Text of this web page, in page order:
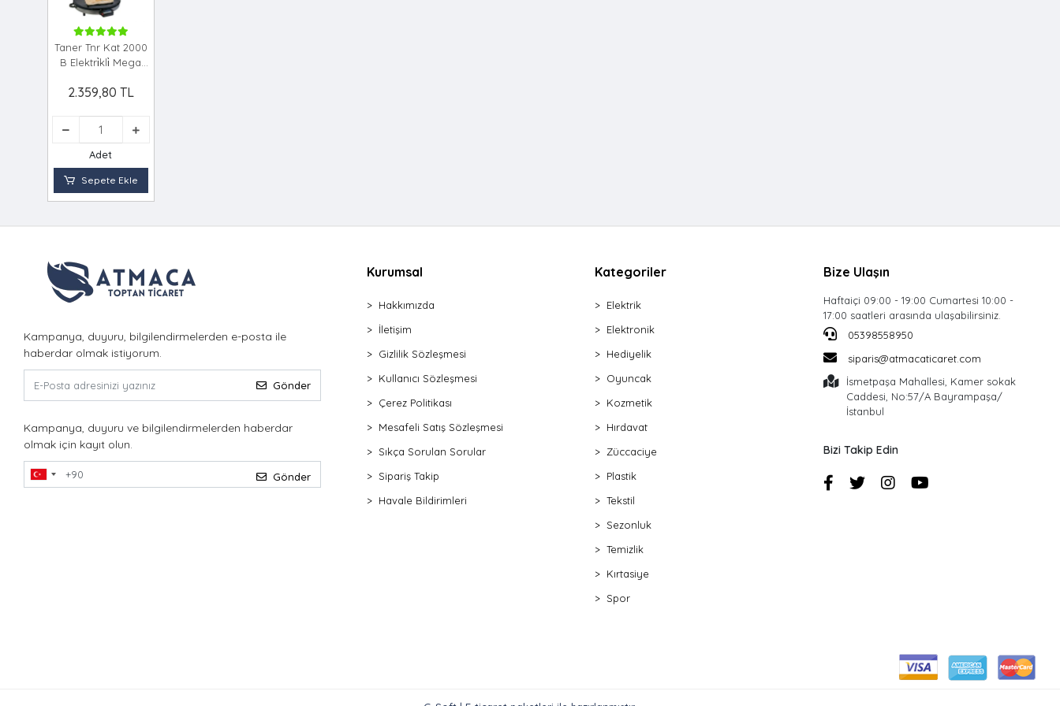
Taner Tnr Kat 2000
B Elektri̇kli̇ Mega
2.359,80 TL
Adet
Sepete Ekle
Kampanya, duyuru, bilgilendirmelerden e-posta ile
haberdar olmak istiyorum.
Gönder
Kampanya, duyuru ve bilgilendirmelerden haberdar
olmak için kayıt olun.
Gönder
Kurumsal
Hakkımızda
İletişim
Gizlilik Sözleşmesi
Kullanıcı Sözleşmesi
Çerez Politikası
Mesafeli Satış Sözleşmesi
Sıkça Sorulan Sorular
Sipariş Takip
Havale Bildirimleri
Kategoriler
Elektrik
Elektronik
Hediyelik
Oyuncak
Kozmetik
Hırdavat
Züccaciye
Plastik
Tekstil
Sezonluk
Temizlik
Kırtasiye
Spor
Bize Ulaşın
Haftaiçi 09:00 - 19:00 Cumartesi 10:00 -
17:00 saatleri arasında ulaşabilirsiniz.
05398558950
siparis@atmacaticaret.com
İsmetpaşa Mahallesi, Kamer sokak
Caddesi, No:57/A Bayrampaşa/
İstanbul
Bizi Takip Edin